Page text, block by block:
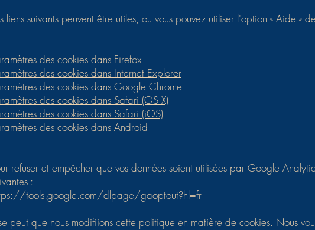
liens suivants peuvent être utiles, ou vous pouvez utiliser l'option « Aide »
des cookies dans Firefox
des cookies dans Internet Explorer
des cookies dans Google Chrome
des cookies dans Safari (OS X)
des cookies dans Safari (iOS)
des cookies dans Android
refuser et empêcher que vos données soient utilisées par Google
:
tools.google.com/dlpage/gaoptout?hl=fr
peut que nous modifiions cette politique en matière de cookies. Nous